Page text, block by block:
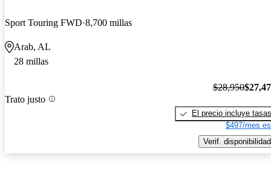
Sport Touring FWD 8,700 millas
Arab, AL
28 millas
Trato justo
$28,950
El precio incluye tasas
$497/mes
Verif. disponibilidad